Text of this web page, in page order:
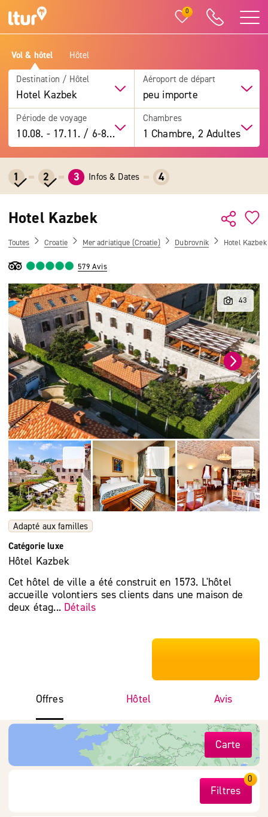
0
Vol & hôtel Hôtel
Destination / Hôtel
Hotel Kazbek
Aéroport de départ
peu importe
Période de voyage
10.08. -17.11. / 6-8 jours
Chambres
1 Chambre, 2 Adultes
1 2 3 Infos & Dates 4
Hotel Kazbek
Toutes Croatie Mer adriatique (Croatie) Dubrovnik Hotel Kazbek
579 Avis
Adapté aux familles
Catégorie luxe
Hôtel Kazbek
Cet hôtel de ville a été construit en 1573. L'hôtel
accueille volontiers ses clients dans une maison de
deux étag... Détails
Offres Hôtel Avis
Carte
Filtres
0